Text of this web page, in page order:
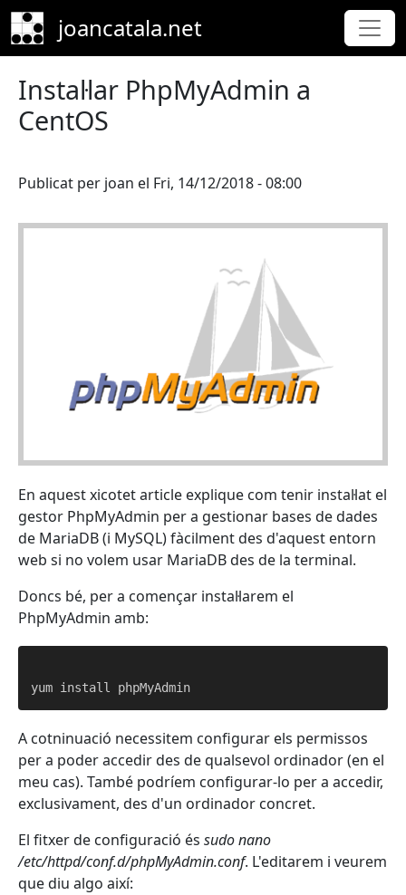
Skip to main content
joancatala.net
Instal·lar PhpMyAdmin a
CentOS
Publicat per joan el Fri, 14/12/2018 - 08:00
En aquest xicotet article explique com tenir instal·lat el
gestor PhpMyAdmin per a gestionar bases de dades
de MariaDB (i MySQL) fàcilment des d'aquest entorn
web si no volem usar MariaDB des de la terminal.
Doncs bé, per a començar instal·larem el
PhpMyAdmin amb:
A cotninuació necessitem configurar els permissos
per a poder accedir des de qualsevol ordinador (en el
meu cas). També podríem configurar-lo per a accedir,
exclusivament, des d'un ordinador concret.
El fitxer de configuració és sudo nano
/etc/httpd/conf.d/phpMyAdmin.conf. L'editarem i veurem
que diu algo així: